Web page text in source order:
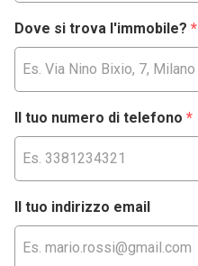
Dove si trova l'immobile? *
Il tuo numero di telefono *
Il tuo indirizzo email